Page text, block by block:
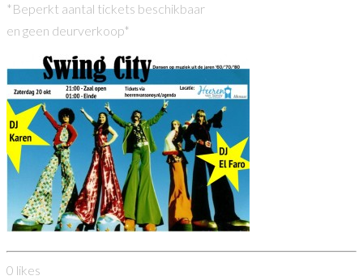
*Beperkt aantal tickets beschikbaar
en geen deurverkoop*
0 likes